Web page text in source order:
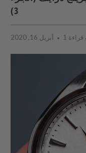
3)
أبريل 16, 2020 قراءة